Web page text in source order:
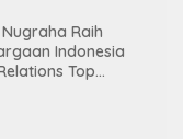
Raih
Indonesia
Top